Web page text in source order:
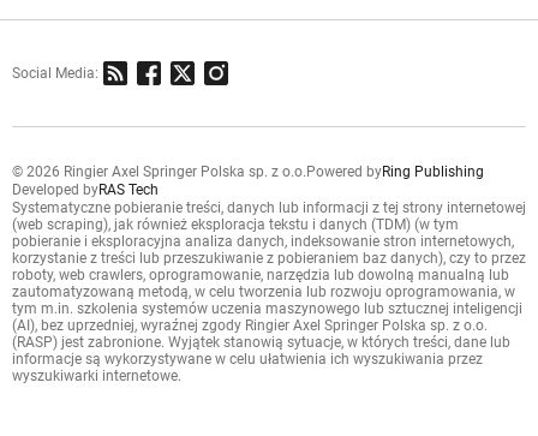
Social Media:
© 2026 Ringier Axel Springer Polska sp. z o.o. Powered byRing Publishing
Developed byRAS Tech
Systematyczne pobieranie treści, danych lub informacji z tej strony internetowej
(web scraping), jak również eksploracja tekstu i danych (TDM) (w tym
pobieranie i eksploracyjna analiza danych, indeksowanie stron internetowych,
korzystanie z treści lub przeszukiwanie z pobieraniem baz danych), czy to przez
roboty, web crawlers, oprogramowanie, narzędzia lub dowolną manualną lub
zautomatyzowaną metodą, w celu tworzenia lub rozwoju oprogramowania, w
tym m.in. szkolenia systemów uczenia maszynowego lub sztucznej inteligencji
(AI), bez uprzedniej, wyraźnej zgody Ringier Axel Springer Polska sp. z o.o.
(RASP) jest zabronione. Wyjątek stanowią sytuacje, w których treści, dane lub
informacje są wykorzystywane w celu ułatwienia ich wyszukiwania przez
wyszukiwarki internetowe.